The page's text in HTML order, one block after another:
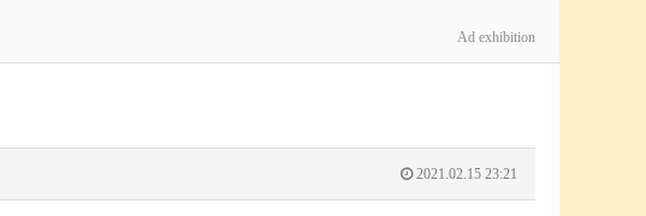
Ad exhibition
2021.02.15 23:21